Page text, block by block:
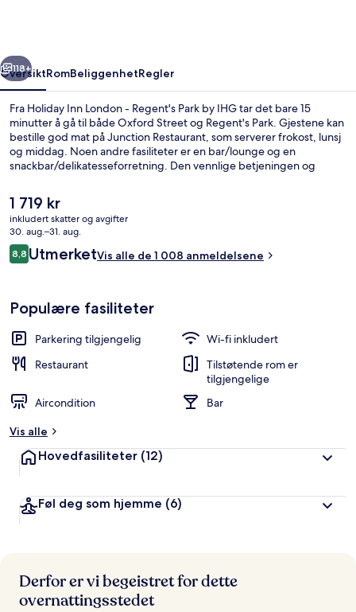
by
IHG
Neste
118+
OversiktRomBeliggenhetRegler
Fra Holiday Inn London - Regent's Park by IHG tar det bare 15
minutter å gå til både Oxford Street og Regent's Park. Gjestene kan
bestille god mat på Junction Restaurant, som serverer frokost, lunsj
og middag. Noen andre fasiliteter er en bar/lounge og en
snackbar/delikatesseforretning. Den vennlige betjeningen og
gå til kollektivtransport fra overnattingsstedet: Det tar 3 minutter å
gå til Great Portland Street undergrunnsstasjon og 6 minutter å gå
til Regent's Park undergrunnsstasjon.
Den
nåværende
prisen
er
1 719 kr
1 719 kr
inkludert skatter og avgifter
30. aug.–31. aug.
Anmeldelser
8,88,8 av 10 –
UtmerketVis alle de 1 008 anmeldelsene
Populære fasiliteter
Parkering tilgjengelig
Wi-fi inkludert
Restaurant
Tilstøtende rom er
tilgjengelige
Aircondition
Bar
Vis alle
Hovedfasiliteter (12)
Føl deg som hjemme (6)
Derfor er vi begeistret for dette
overnattingsstedet